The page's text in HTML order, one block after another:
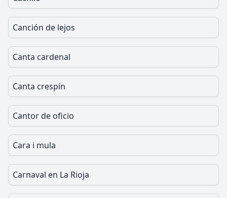
Canción de lejos
Canta cardenal
Canta crespín
Cantor de oficio
Cara i mula
Carnaval en La Rioja